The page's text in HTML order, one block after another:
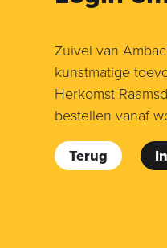
Zuivel van
kunstmatige
Herkomst
bestellen vanaf
Terug